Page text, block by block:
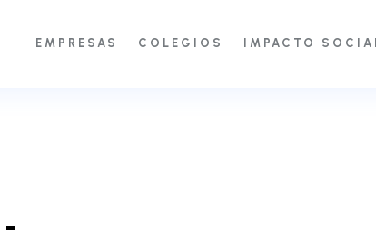
EMPRESAS COLEGIOS IMPACTO